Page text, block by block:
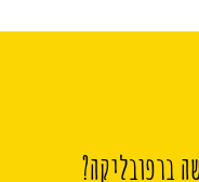
ברפובליקה?